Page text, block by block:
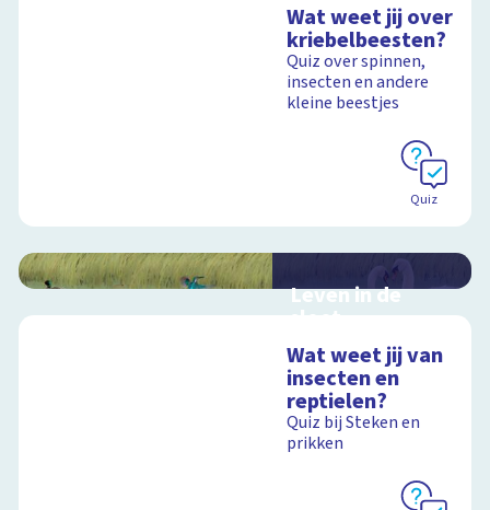
Wat weet jij over
kriebelbeesten?
Quiz over spinnen,
insecten en andere
kleine beestjes
Quiz
Leven in de
sloot
schoolplaat over het
slootleven
Wat weet jij van
insecten en
reptielen?
Quiz bij Steken en
prikken